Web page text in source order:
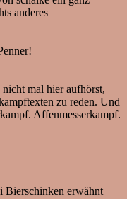
anderes
mal hier aufhörst,
zu reden. Und
Affenmesserkampf.
Bierschinken erwähnt